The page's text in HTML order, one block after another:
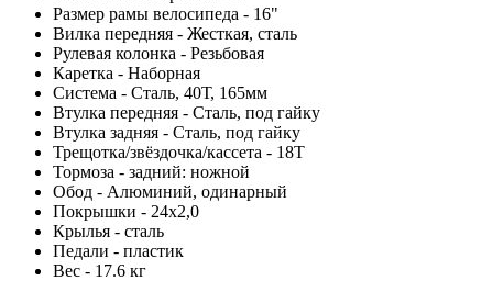
Размер рамы велосипеда - 16"
Вилка передняя - Жесткая, сталь
Рулевая колонка - Резьбовая
Каретка - Наборная
Система - Сталь, 40Т, 165мм
Втулка передняя - Сталь, под гайку
Втулка задняя - Сталь, под гайку
Трещотка/звёздочка/кассета - 18T
Тормоза - задний: ножной
Обод - Алюминий, одинарный
Покрышки - 24x2,0
Крылья - сталь
Педали - пластик
Вес - 17.6 кг